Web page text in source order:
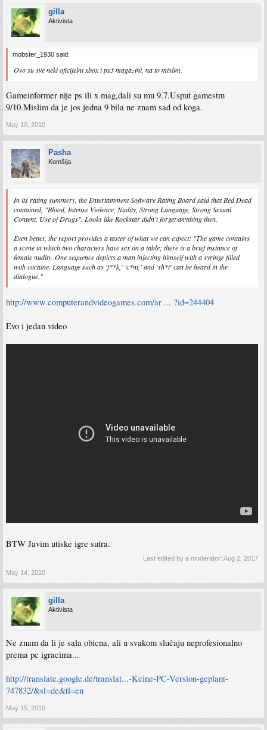
gilla
Aktivista
mobster_1930 said:
Ovo su sve neki oficijelni xbox i ps3 magazini, na to mislim.
Gameinformer nije ps ili x mag,dali su mu 9.7.Usput gamestm
9/10.Mislim da je jos jedna 9 bila ne znam sad od koga.
May 10, 2010
Pasha
Komšija
In its rating summery, the Entertainment Software Rating Board said that Red Dead
contained, "Blood, Intense Violence, Nudity, Strong Language, Strong Sexual
Content, Use of Drugs". Looks like Rockstar didn't forget anything then.
Even better, the report provides a taster of what we can expect: "The game contains
a scene in which two characters have sex on a table; there is a brief instance of
female nudity. One sequence depicts a man injecting himself with a syringe filled
with cocaine. Language such as 'f**k,' 'c*nt,' and 'sh*t' can be heard in the
dialogue."
http://www.computerandvideogames.com/ar ... ?id=244404
Evo i jedan video
BTW Javim utiske igre sutra.
Last edited by a moderator: Aug 2, 2017
May 14, 2010
gilla
Aktivista
Ne znam da li je sala obicna, ali u svakom slučaju neprofesionalno
prema pc igracima...
http://translate.google.de/translat...-Keine-PC-Version-geplant-
747832/&sl=de&tl=en
May 15, 2010